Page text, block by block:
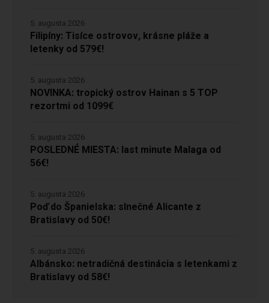
Filipíny: Tisíce ostrovov, krásne pláže a
letenky od 579€!
5. augusta 2026
NOVINKA: tropický ostrov Hainan s 5 TOP
rezortmi od 1099€
5. augusta 2026
POSLEDNÉ MIESTA: last minute Malaga od
56€!
5. augusta 2026
Poď do Španielska: slnečné Alicante z
Bratislavy od 50€!
5. augusta 2026
Albánsko: netradičná destinácia s letenkami z
Bratislavy od 58€!
5. augusta 2026